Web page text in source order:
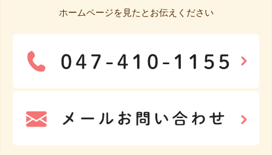
ホームページを見たとお伝えください